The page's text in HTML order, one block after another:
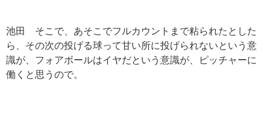
池田 そこで、あそこでフルカウントまで粘られたとした
ら、その次の投げる球って甘い所に投げられないという意
識が、フォアボールはイヤだという意識が、ピッチャーに
働くと思うので。